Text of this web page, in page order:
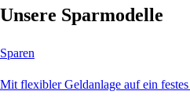
Unsere Sparmodelle
Sparen
Mit flexibler Geldanlage auf ein